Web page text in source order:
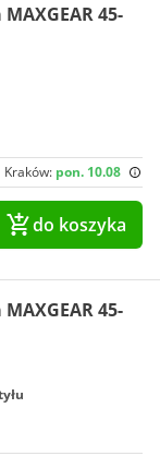
45-
Kraków: pon. 10.08
do koszyka
45-